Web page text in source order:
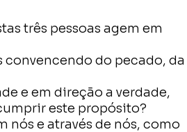
três pessoas agem em
convencendo do pecado, da
e em direção a verdade,
este propósito?
nós e através de nós, como